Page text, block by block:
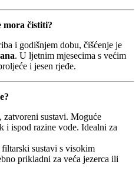
mora čistiti?
i godišnjem dobu, čišćenje je
. U ljetnim mjesecima s većim
i jesen rjeđe.
sustavi. Moguće
i ispod razine vode. Idealni za
sustavi s visokim
prikladni za veća jezerca ili